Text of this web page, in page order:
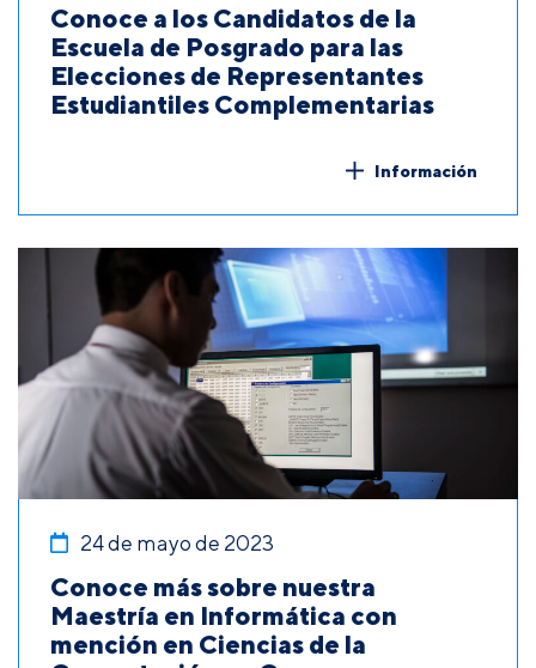
Conoce a los Candidatos de la
Escuela de Posgrado para las
Elecciones de Representantes
Estudiantiles Complementarias
Información
24 de mayo de 2023
Conoce más sobre nuestra
Maestría en Informática con
mención en Ciencias de la